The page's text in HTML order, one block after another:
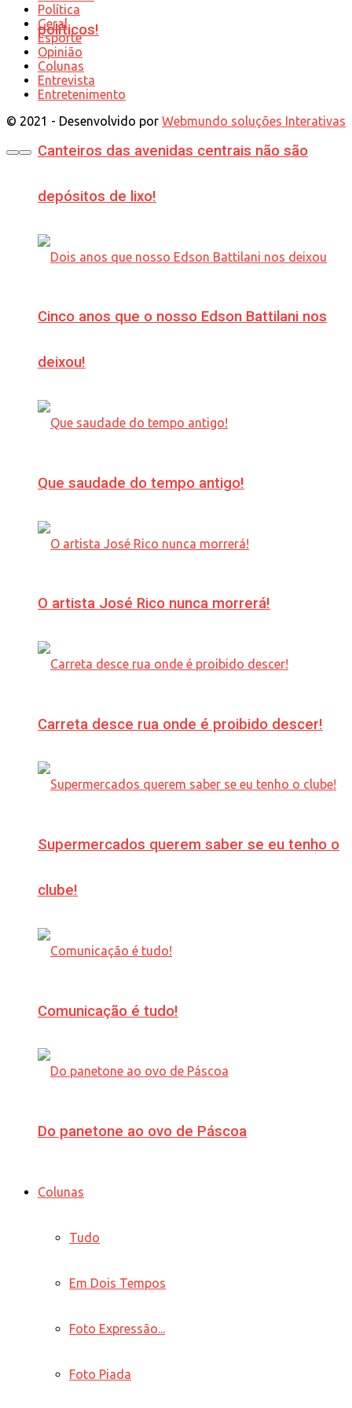
políticos!
Canteiros das avenidas centrais não são
depósitos de lixo!
Cinco anos que o nosso Edson Battilani nos
deixou!
Que saudade do tempo antigo!
O artista José Rico nunca morrerá!
Carreta desce rua onde é proibido descer!
Supermercados querem saber se eu tenho o
clube!
Comunicação é tudo!
Do panetone ao ovo de Páscoa
Colunas
Tudo
Em Dois Tempos
Foto Expressão...
Foto Piada
Política
Geral
Esporte
Opinião
Colunas
Entrevista
Entretenimento
© 2021 - Desenvolvido por Webmundo soluções Interativas